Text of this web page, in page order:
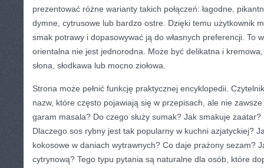
prezentować różne warianty takich połączeń: łagodne,
dymne, cytrusowe lub bardzo ostre. Dzięki temu użytkownik
smak potrawy i dopasowywać ją do własnych preferencji. To
orientalna nie jest jednorodna. Może być delikatna i
słona, słodkawa lub mocno ziołowa.
Strona może pełnić funkcję praktycznej encyklopedii.
nazw, które często pojawiają się w przepisach, ale nie
garam masala? Do czego służy sumak? Jak smakuje
Dlaczego sos rybny jest tak popularny w kuchni azjatyckiej?
kokosowe w daniach wytrawnych? Co daje prażony sezam?
cytrynową? Tego typu pytania są naturalne dla osób, które